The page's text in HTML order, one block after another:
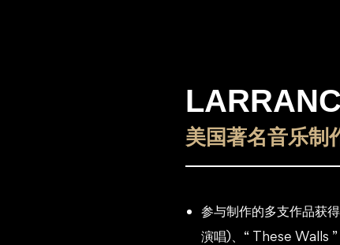
美国著名音乐
参与制作的多支作品获
演唱)、“ These Walls